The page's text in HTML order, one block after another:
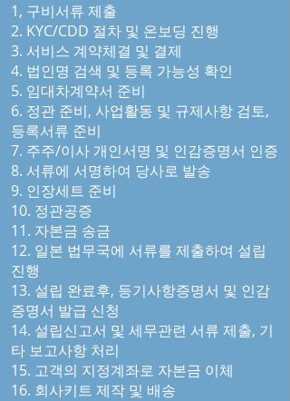
1, 구비서류 제출
2. KYC/CDD 절차 및 온보딩 진행
3. 서비스 계약체결 및 결제
4. 법인명 검색 및 등록 가능성 확인
5. 임대차계약서 준비
6. 정관 준비, 사업활동 및 규제사항 검토,
등록서류 준비
7. 주주/이사 개인서명 및 인감증명서 인증
8. 서류에 서명하여 당사로 발송
9. 인장세트 준비
10. 정관공증
11. 자본금 송금
12. 일본 법무국에 서류를 제출하여 설립
진행
13. 설립 완료후, 등기사항증명서 및 인감
증명서 발급 신청
14. 설립신고서 및 세무관련 서류 제출, 기
타 보고사항 처리
15. 고객의 지정계좌로 자본금 이체
16. 회사키트 제작 및 배송